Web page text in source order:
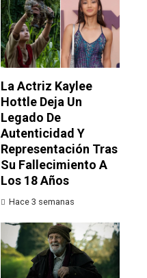
La Actriz Kaylee
Hottle Deja Un
Legado De
Autenticidad Y
Representación Tras
Su Fallecimiento A
Los 18 Años
Hace 3 semanas